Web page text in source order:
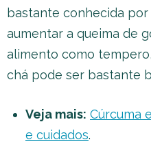
bastante conhecida
aumentar a queima de
alimento como
chá pode ser bastante
Veja mais: Cúrcuma
e cuidados.